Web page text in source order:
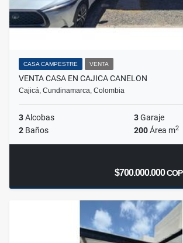
CASA CAMPESTRE VENTA
VENTA CASA EN CAJICA CANELON
Cajicá, Cundinamarca, Colombia
3Alcobas 3Garaje
2 Baños 200Área m2
$700.000.000COP